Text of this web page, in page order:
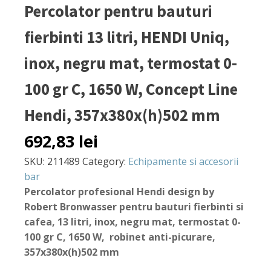
Percolator pentru bauturi
fierbinti 13 litri, HENDI Uniq,
inox, negru mat, termostat 0-
100 gr C, 1650 W, Concept Line
Hendi, 357x380x(h)502 mm
692,83 lei
SKU: 211489 Category: Echipamente si accesorii
bar
Percolator profesional Hendi design by
Robert Bronwasser pentru bauturi fierbinti si
cafea, 13 litri, inox, negru mat, termostat 0-
100 gr C, 1650 W, robinet anti-picurare,
357x380x(h)502 mm